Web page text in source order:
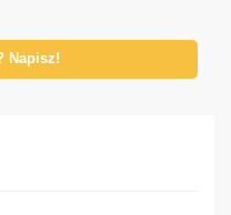
Napisz!